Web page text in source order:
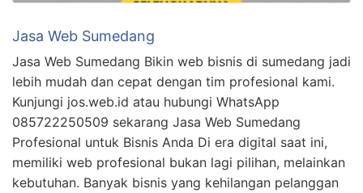
Jasa Web Sumedang
Jasa Web Sumedang Bikin web bisnis di sumedang jadi
lebih mudah dan cepat dengan tim profesional kami.
Kunjungi jos.web.id atau hubungi WhatsApp
085722250509 sekarang Jasa Web Sumedang
Profesional untuk Bisnis Anda Di era digital saat ini,
memiliki web profesional bukan lagi pilihan, melainkan
kebutuhan. Banyak bisnis yang kehilangan pelanggan